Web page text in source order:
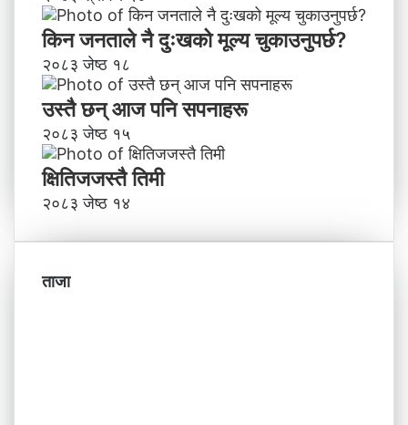
किन जनताले नै दुःखको मूल्य चुकाउनुपर्छ?
२०८३ जेष्ठ १८
उस्तै छन् आज पनि सपनाहरू
२०८३ जेष्ठ १५
क्षितिजजस्तै तिमी
२०८३ जेष्ठ १४
ताजा